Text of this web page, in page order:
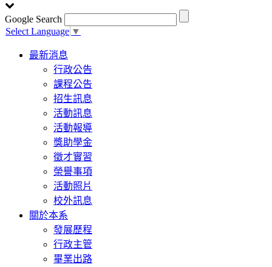
Google Search
Select Language ▼
Toggle
navigation
最新消息
行政公告
課程公告
招生訊息
活動訊息
活動報導
獎助學金
徵才實習
榮譽事項
活動照片
校外訊息
關於本系
發展歷程
行政主管
畢業出路